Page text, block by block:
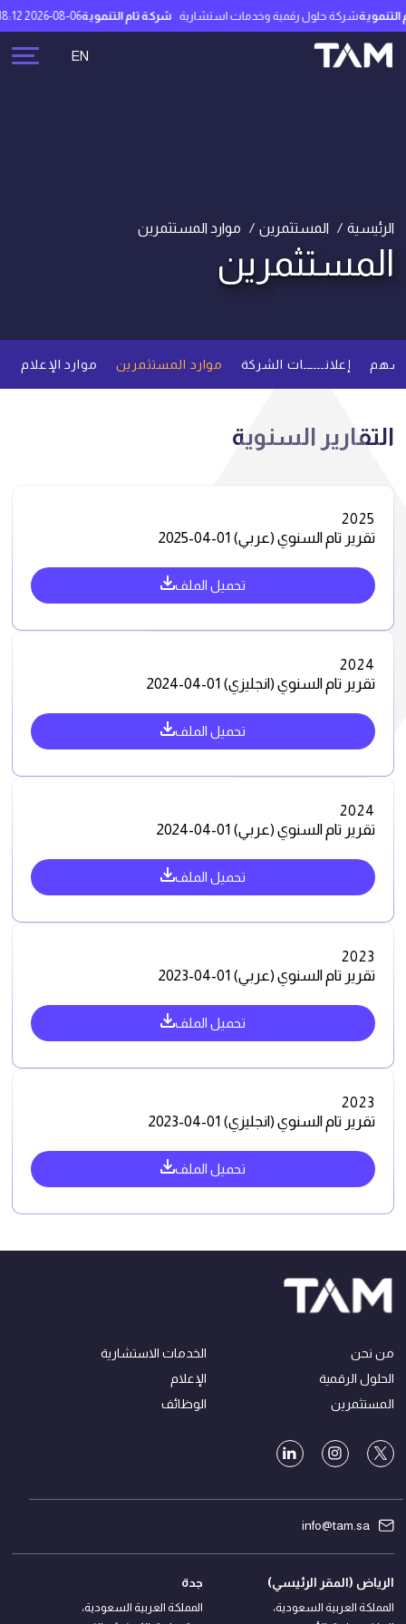
شركة حلول رقمية وخدمات استشارية شركة تام التنموية2026-08-06 12:18:12
EN
الرئيسية المستثمرين موارد المستثمرين
المستثمرين
إعلانــــــات الشركة موارد المستثمرين موارد الإعلام
التقارير السنوية
2025
تقرير تام السنوي (عربي) 01-04-2025
تحميل الملف
2024
تقرير تام السنوي (انجليزي) 01-04-2024
تحميل الملف
2024
تقرير تام السنوي (عربي) 01-04-2024
تحميل الملف
2023
تقرير تام السنوي (عربي) 01-04-2023
تحميل الملف
2023
تقرير تام السنوي (انجليزي) 01-04-2023
تحميل الملف
من نحن
الخدمات الاستشارية
الحلول الرقمية
الإعلام
المستثمرين
الوظائف
info@tam.sa
الرياض (المقر الرئيسي)
المملكة العربية السعودية،
جدة
المملكة العربية السعودية،